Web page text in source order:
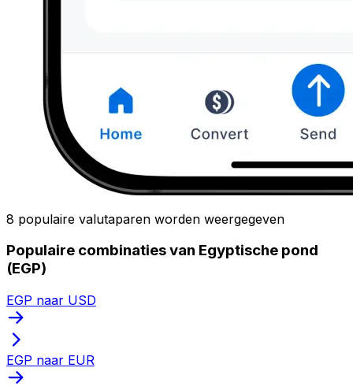
8 populaire valutaparen worden weergegeven
Populaire combinaties van Egyptische pond
(EGP)
EGP naar USD
EGP naar EUR